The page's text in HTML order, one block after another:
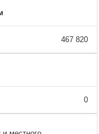
467 820
0